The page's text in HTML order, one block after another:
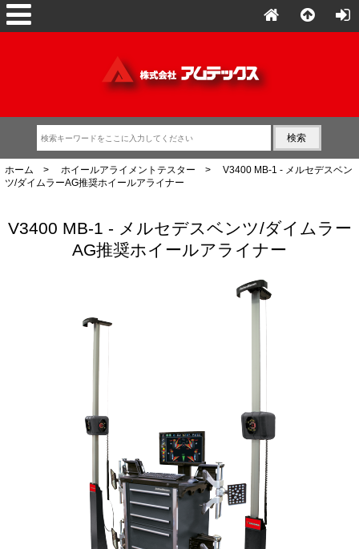
ホーム > ホイールアライメントテスター > V3400 MB-1 - メルセデスベン
ツ/ダイムラーAG推奨ホイールアライナー
V3400 MB-1 - メルセデスベンツ/ダイムラー
AG推奨ホイールアライナー